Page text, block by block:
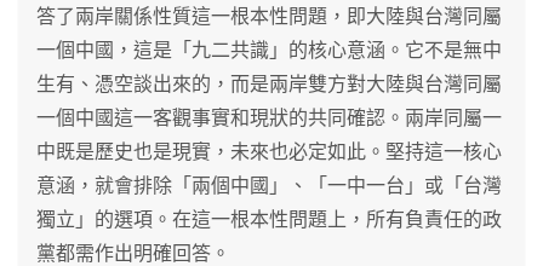
答了兩岸關係性質這一根本性問題，即大陸與台灣同屬
一個中國，這是「九二共識」的核心意涵。它不是無中
生有、憑空談出來的，而是兩岸雙方對大陸與台灣同屬
一個中國這一客觀事實和現狀的共同確認。兩岸同屬一
中既是歷史也是現實，未來也必定如此。堅持這一核心
意涵，就會排除「兩個中國」、「一中一台」或「台灣
獨立」的選項。在這一根本性問題上，所有負責任的政
黨都需作出明確回答。